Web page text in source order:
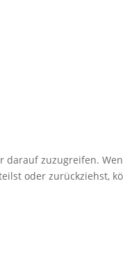
zuzugreifen.
oder zurückziehst,